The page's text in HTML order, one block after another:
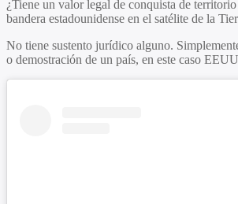
¿Tiene un valor legal de conquista de
bandera estadounidense en el satélite de la
No tiene sustento jurídico alguno.
o demostración de un país, en este caso